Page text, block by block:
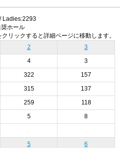
Ladies:2293
奨ホール
リックすると詳細ページに移動します。
2 3
4 3
322 157
315 137
259 118
5 8
5 6